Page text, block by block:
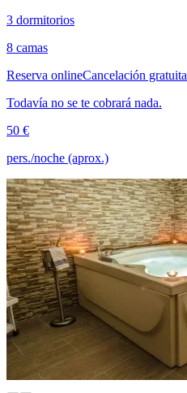
3 dormitorios
8 camas
Reserva onlineCancelación gratuita
Todavía no se te cobrará nada.
50 €
pers./noche (aprox.)